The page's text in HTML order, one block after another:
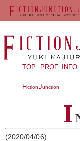
TOP PROF INFO
FictionJunction
I
(2020/04/06)